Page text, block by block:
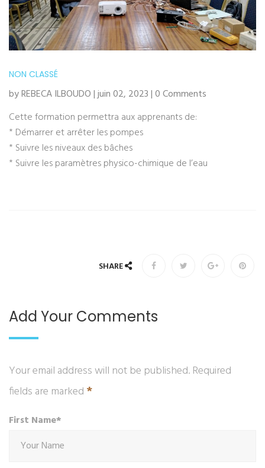
NON CLASSÉ
by REBECA ILBOUDO | juin 02, 2023 | 0 Comments
Cette formation permettra aux apprenants de:
* Démarrer et arrêter les pompes
* Suivre les niveaux des bâches
* Suivre les paramètres physico-chimique de l’eau
SHARE
Add Your Comments
Your email address will not be published. Required
fields are marked *
First Name*